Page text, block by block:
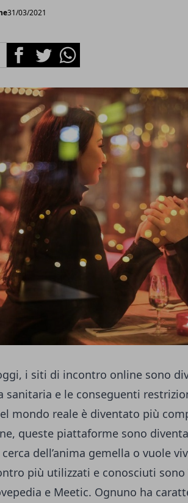
31/03/2021
FacebookTwitterWhatsapp
i siti di incontro online sono
sanitaria e le conseguenti
mondo reale è diventato più
queste piattaforme sono
dell’anima gemella o vuole
più utilizzati e conosciuti sono
e Meetic. Ognuno ha